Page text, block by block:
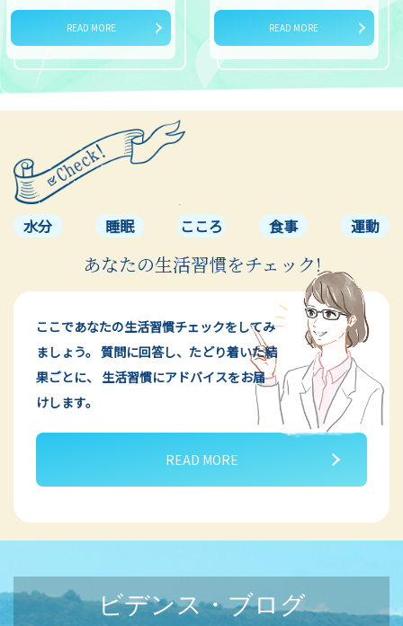
READ MORE READ MORE
水分 睡眠 こころ 食事 運動
あなたの生活習慣をチェック!
ここであなたの生活習慣チェックをしてみ
ましょう。 質問に回答し、たどり着いた結
果ごとに、
生活習慣にアドバイスをお届
けします。
READ MORE
ビデンス・ブログ